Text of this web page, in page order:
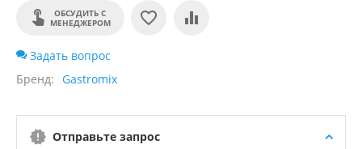
ОБСУДИТЬ С
МЕНЕДЖЕРОМ
Задать вопрос
Бренд
Gastromix
Отправьте запрос